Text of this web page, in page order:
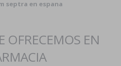
septra en espana
OFRECEMOS EN